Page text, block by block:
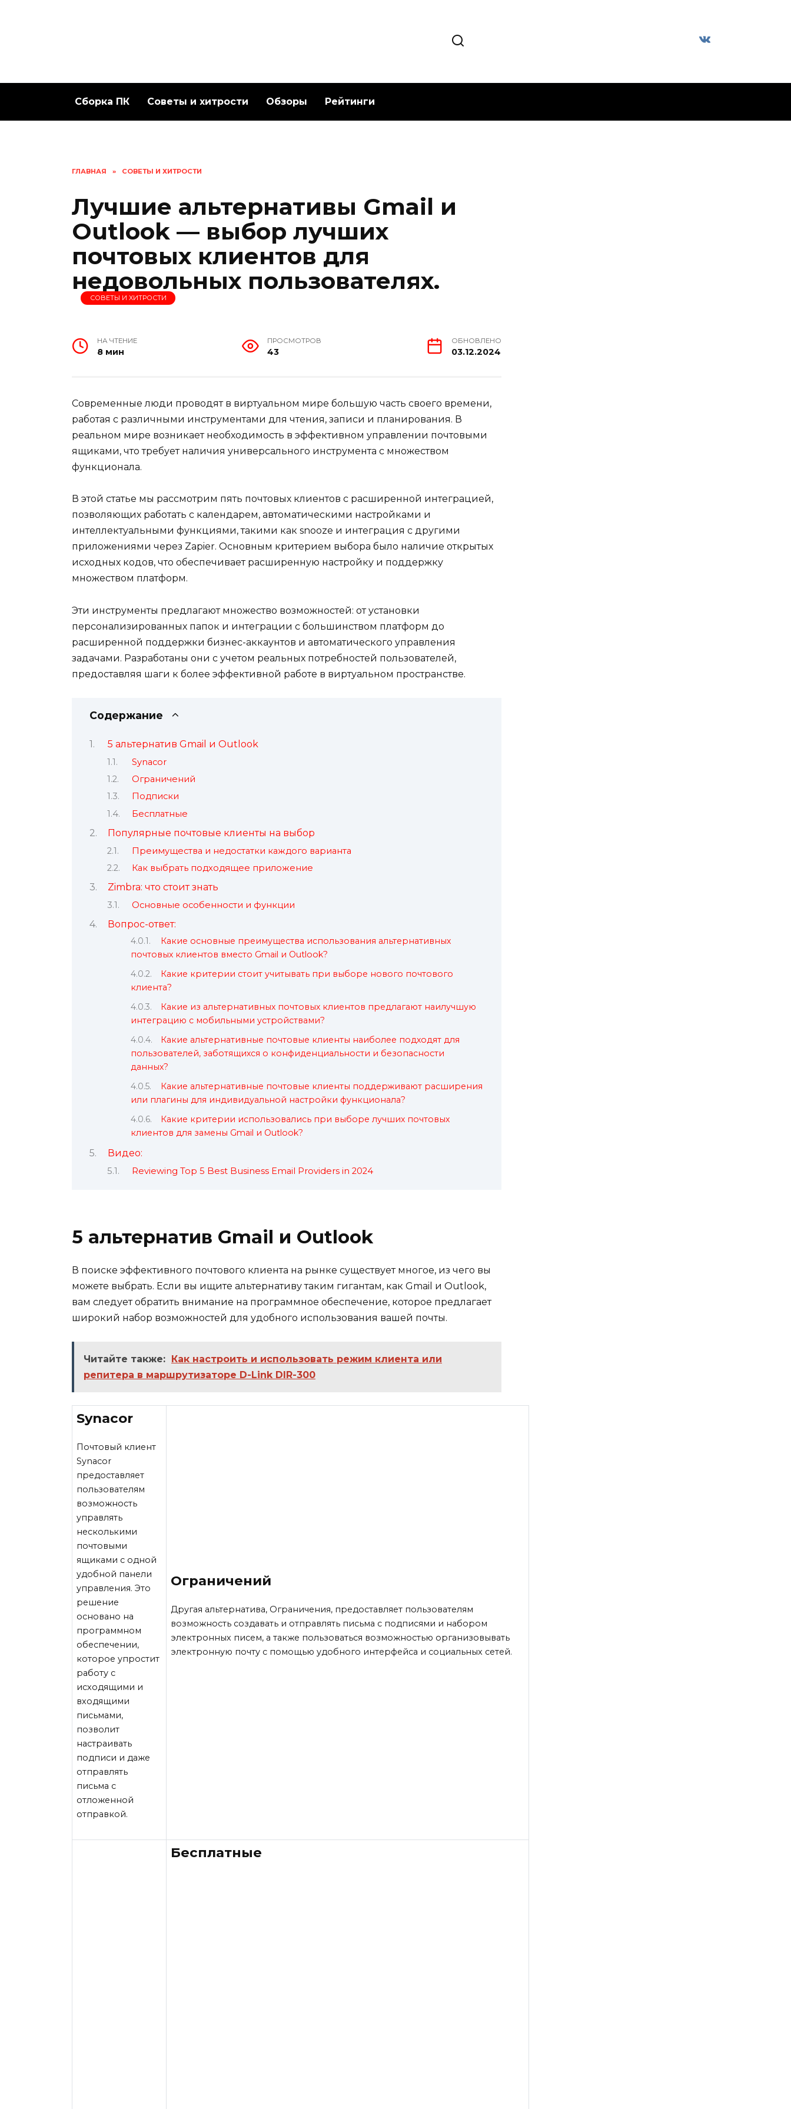
Сборка ПК Советы и хитрости Обзоры Рейтинги
ГЛАВНАЯ » СОВЕТЫ И ХИТРОСТИ
Лучшие альтернативы Gmail и
Outlook — выбор лучших
почтовых клиентов для
недовольных пользователях.
СОВЕТЫ И ХИТРОСТИ
НА ЧТЕНИЕ
8 мин
ПРОСМОТРОВ
43
ОБНОВЛЕНО
03.12.2024
Современные люди проводят в виртуальном мире большую часть своего времени,
работая с различными инструментами для чтения, записи и планирования. В
реальном мире возникает необходимость в эффективном управлении почтовыми
ящиками, что требует наличия универсального инструмента с множеством
функционала.
В этой статье мы рассмотрим пять почтовых клиентов с расширенной интеграцией,
позволяющих работать с календарем, автоматическими настройками и
интеллектуальными функциями, такими как snooze и интеграция с другими
приложениями через Zapier. Основным критерием выбора было наличие открытых
исходных кодов, что обеспечивает расширенную настройку и поддержку
множеством платформ.
Эти инструменты предлагают множество возможностей: от установки
персонализированных папок и интеграции с большинством платформ до
расширенной поддержки бизнес-аккаунтов и автоматического управления
задачами. Разработаны они с учетом реальных потребностей пользователей,
предоставляя шаги к более эффективной работе в виртуальном пространстве.
Содержание
5 альтернатив Gmail и Outlook
Synacor
Ограничений
Подписки
Бесплатные
Популярные почтовые клиенты на выбор
Преимущества и недостатки каждого варианта
Как выбрать подходящее приложение
Zimbra: что стоит знать
Основные особенности и функции
Вопрос-ответ:
Какие основные преимущества использования альтернативных
почтовых клиентов вместо Gmail и Outlook?
Какие критерии стоит учитывать при выборе нового почтового
клиента?
Какие из альтернативных почтовых клиентов предлагают наилучшую
интеграцию с мобильными устройствами?
Какие альтернативные почтовые клиенты наиболее подходят для
пользователей, заботящихся о конфиденциальности и безопасности
данных?
Какие альтернативные почтовые клиенты поддерживают расширения
или плагины для индивидуальной настройки функционала?
Какие критерии использовались при выборе лучших почтовых
клиентов для замены Gmail и Outlook?
Видео:
Reviewing Top 5 Best Business Email Providers in 2024
5 альтернатив Gmail и Outlook
В поиске эффективного почтового клиента на рынке существует многое, из чего вы
можете выбрать. Если вы ищите альтернативу таким гигантам, как Gmail и Outlook,
вам следует обратить внимание на программное обеспечение, которое предлагает
широкий набор возможностей для удобного использования вашей почты.
Читайте также:
Как настроить и использовать режим клиента или
репитера в маршрутизаторе D-Link DIR-300
Synacor
Почтовый клиент
Synacor
предоставляет
пользователям
возможность
управлять
несколькими
почтовыми
ящиками с одной
удобной панели
управления. Это
решение
основано на
программном
обеспечении,
которое упростит
работу с
исходящими и
входящими
письмами,
позволит
настраивать
подписи и даже
отправлять
письма с
отложенной
отправкой.
Ограничений
Другая альтернатива, Ограничения, предоставляет пользователям
возможность создавать и отправлять письма с подписями и набором
электронных писем, а также пользоваться возможностью организовывать
электронную почту с помощью удобного интерфейса и социальных сетей.
Бесплатные